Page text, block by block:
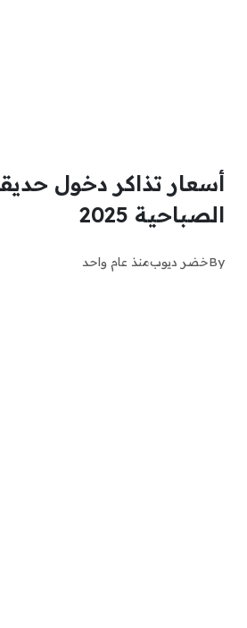
أسعار تذاكر دخول
الصباحية 2025
Byخضر ديوبمنذ عام واحد